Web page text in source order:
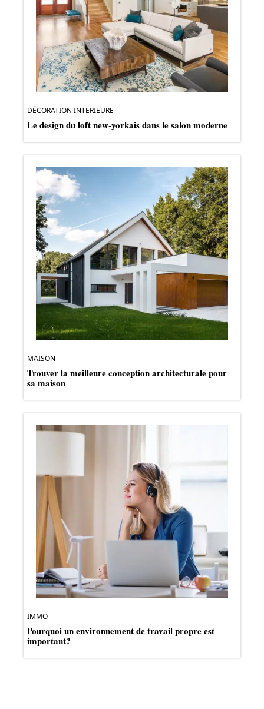
DÉCORATION INTERIEURE
Le design du loft new-yorkais dans le salon moderne
MAISON
Trouver la meilleure conception architecturale pour
sa maison
IMMO
Pourquoi un environnement de travail propre est
important?